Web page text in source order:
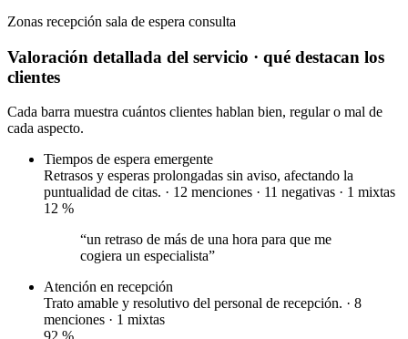
Zonas recepción sala de espera consulta
Valoración detallada del servicio · qué destacan los
clientes
Cada barra muestra cuántos clientes hablan bien, regular o mal de
cada aspecto.
Tiempos de espera emergente
Retrasos y esperas prolongadas sin aviso, afectando la
puntualidad de citas. · 12 menciones · 11 negativas · 1 mixtas
12 %
“un retraso de más de una hora para que me
cogiera un especialista”
Atención en recepción
Trato amable y resolutivo del personal de recepción. · 8
menciones · 1 mixtas